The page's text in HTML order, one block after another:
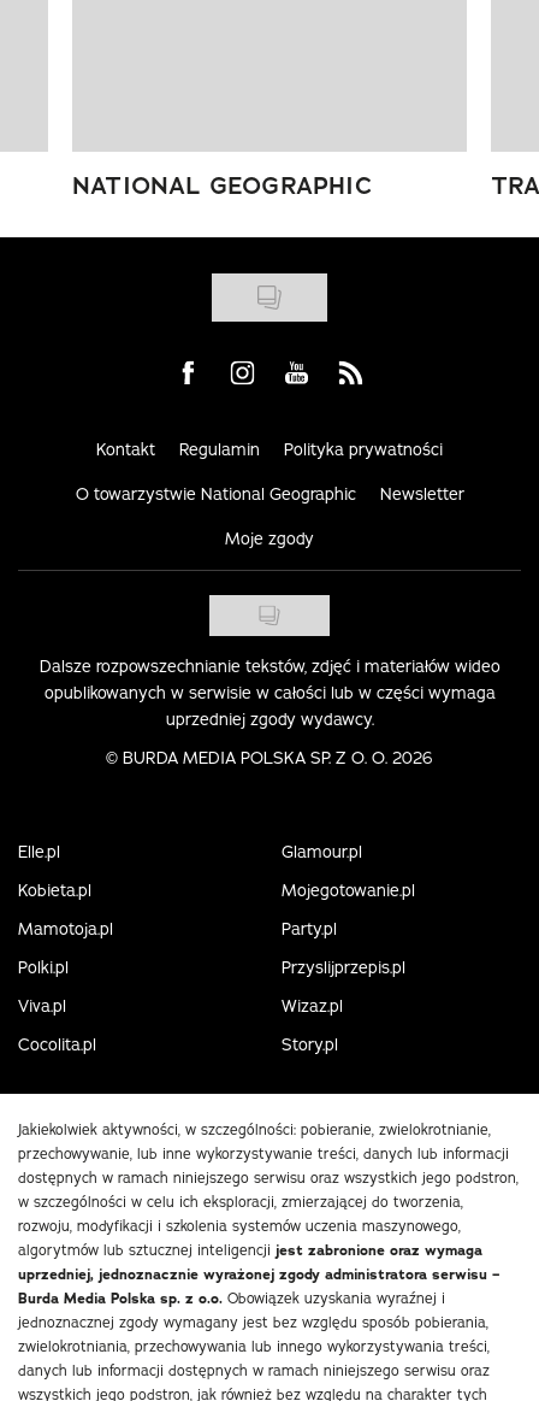
NATIONAL GEOGRAPHIC
Visit us on Facebook
Visit us on Instagram
Visit us on Youtube
Visit us on Rss
Kontakt Regulamin Polityka prywatności
O towarzystwie National Geographic Newsletter
Moje zgody
Dalsze rozpowszechnianie tekstów, zdjęć i materiałów wideo
opublikowanych w serwisie w całości lub w części wymaga
uprzedniej zgody wydawcy.
© BURDA MEDIA POLSKA SP. Z O. O. 2026
Elle.pl
Glamour.pl
Kobieta.pl
Mojegotowanie.pl
Mamotoja.pl
Party.pl
Polki.pl
Przyslijprzepis.pl
Viva.pl
Wizaz.pl
Cocolita.pl
Story.pl
Jakiekolwiek aktywności, w szczególności: pobieranie, zwielokrotnianie,
przechowywanie, lub inne wykorzystywanie treści, danych lub informacji
dostępnych w ramach niniejszego serwisu oraz wszystkich jego podstron,
w szczególności w celu ich eksploracji, zmierzającej do tworzenia,
rozwoju, modyfikacji i szkolenia systemów uczenia maszynowego,
algorytmów lub sztucznej inteligencji jest zabronione oraz wymaga
uprzedniej, jednoznacznie wyrażonej zgody administratora serwisu –
Burda Media Polska sp. z o.o. Obowiązek uzyskania wyraźnej i
jednoznacznej zgody wymagany jest bez względu sposób pobierania,
zwielokrotniania, przechowywania lub innego wykorzystywania treści,
danych lub informacji dostępnych w ramach niniejszego serwisu oraz
wszystkich jego podstron, jak również bez względu na charakter tych